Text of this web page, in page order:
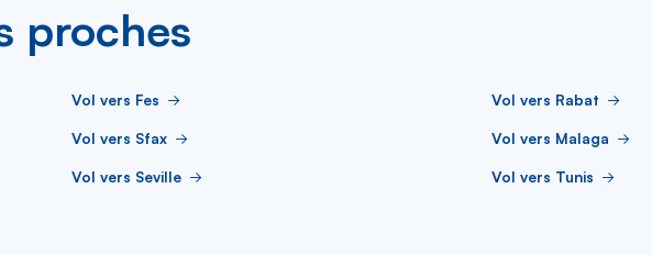
proches
Vol vers Fes Vol vers Rabat
Vol vers Sfax Vol vers Malaga
Vol vers Seville Vol vers Tunis